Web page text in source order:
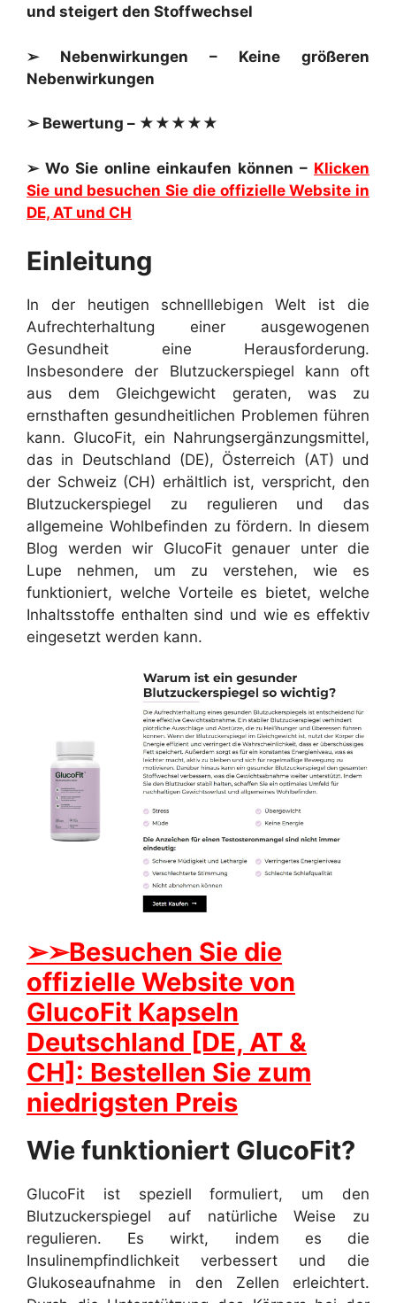
und steigert den Stoffwechsel
➢ Nebenwirkungen – Keine größeren
Nebenwirkungen
➢ Bewertung – ★★★★★
➢ Wo Sie online einkaufen können – Klicken
Sie und besuchen Sie die offizielle Website in
DE, AT und CH
Einleitung
In der heutigen schnelllebigen Welt ist die
Aufrechterhaltung einer ausgewogenen
Gesundheit eine Herausforderung.
Insbesondere der Blutzuckerspiegel kann oft
aus dem Gleichgewicht geraten, was zu
ernsthaften gesundheitlichen Problemen führen
kann. GlucoFit, ein Nahrungsergänzungsmittel,
das in Deutschland (DE), Österreich (AT) und
der Schweiz (CH) erhältlich ist, verspricht, den
Blutzuckerspiegel zu regulieren und das
allgemeine Wohlbefinden zu fördern. In diesem
Blog werden wir GlucoFit genauer unter die
Lupe nehmen, um zu verstehen, wie es
funktioniert, welche Vorteile es bietet, welche
Inhaltsstoffe enthalten sind und wie es effektiv
eingesetzt werden kann.
➢➢Besuchen Sie die
offizielle Website von
GlucoFit Kapseln
Deutschland [DE, AT &
CH]: Bestellen Sie zum
niedrigsten Preis
Wie funktioniert GlucoFit?
GlucoFit ist speziell formuliert, um den
Blutzuckerspiegel auf natürliche Weise zu
regulieren. Es wirkt, indem es die
Insulinempfindlichkeit verbessert und die
Glukoseaufnahme in den Zellen erleichtert.